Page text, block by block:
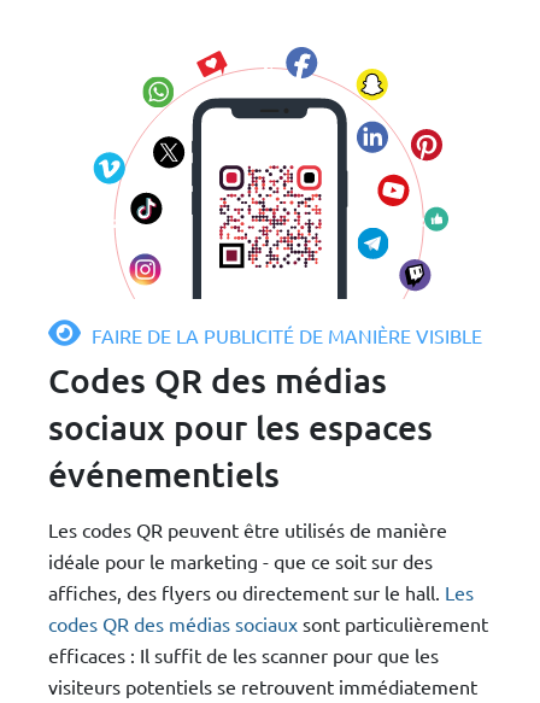
FAIRE DE LA PUBLICITÉ DE MANIÈRE VISIBLE
Codes QR des médias
sociaux pour les espaces
événementiels
Les codes QR peuvent être utilisés de manière
idéale pour le marketing - que ce soit sur des
affiches, des flyers ou directement sur le hall. Les
codes QR des médias sociaux sont particulièrement
efficaces : Il suffit de les scanner pour que les
visiteurs potentiels se retrouvent immédiatement